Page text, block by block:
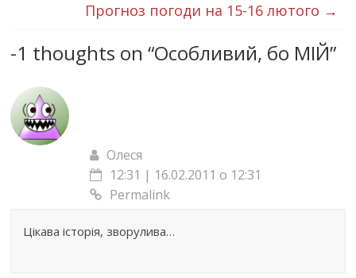
Прогноз погоди на 15-16 лютого →
-1 thoughts on “Особливий, бо МІЙ”
Олеся
12:31 | 16.02.2011 о 12:31
Permalink
Цікава історія, зворулива…